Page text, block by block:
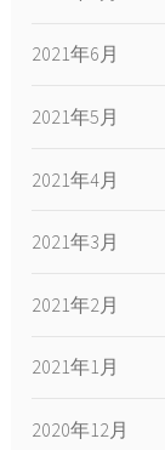
2021年6月
2021年5月
2021年4月
2021年3月
2021年2月
2021年1月
2020年12月